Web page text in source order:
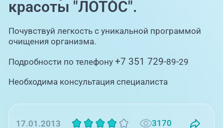
красоты "ЛОТОС".
Почувствуй легкость с уникальной программой
очищения организма.
Подробности по телефону +7 351 729-89-29
Необходима консультация специалиста
17.01.2013 3170